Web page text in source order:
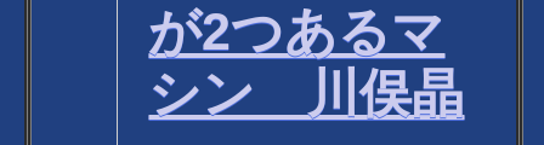
が2つあるマ
シン 川俣晶